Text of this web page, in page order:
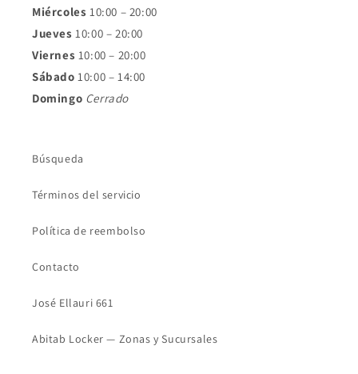
Miércoles 10:00 – 20:00
Jueves10:00 – 20:00
Viernes 10:00 – 20:00
Sábado 10:00 – 14:00
Domingo Cerrado
Búsqueda
Términos del servicio
Política de reembolso
Contacto
José Ellauri 661
Abitab Locker — Zonas y Sucursales